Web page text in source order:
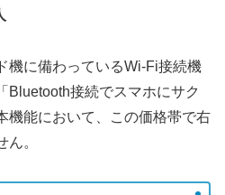
機に備わっているWi-Fi接続機
Bluetooth接続でスマホにサク
機能において、この価格帯で右
。